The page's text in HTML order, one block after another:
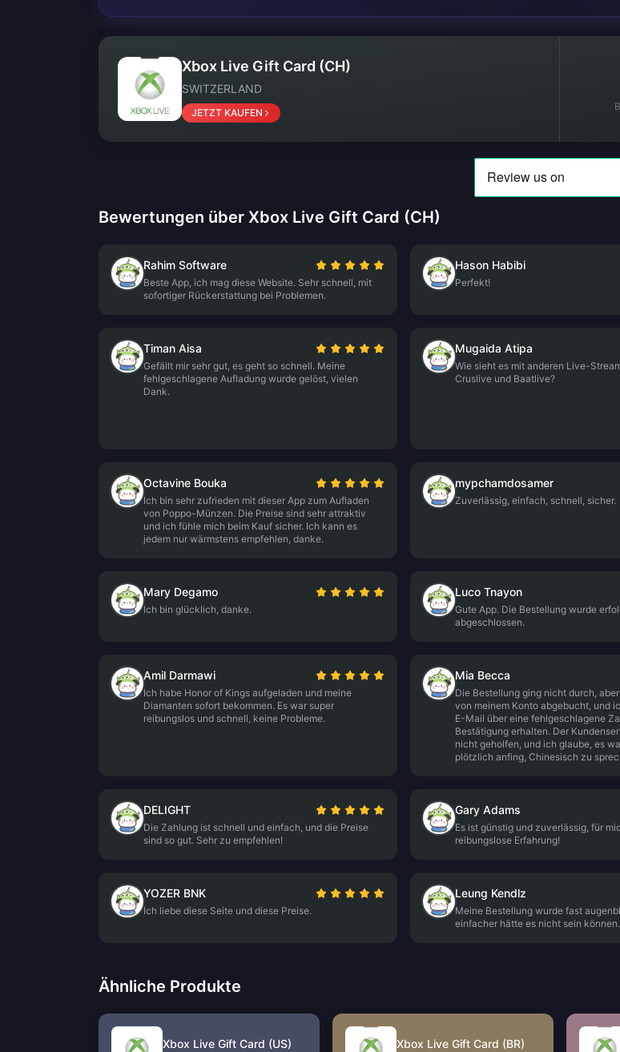
Xbox Live Gift Card (CH)
SWITZERLAND
JETZT KAUFEN
Bewertungen über Xbox Live Gift Card (CH)
Rahim Software
Beste App, ich mag diese Website. Sehr schnell, mit
sofortiger Rückerstattung bei Problemen.
Hason Habibi
Perfekt!
Timan Aisa
Gefällt mir sehr gut, es geht so schnell. Meine
fehlgeschlagene Aufladung wurde gelöst, vielen
Dank.
Mugaida Atipa
Wie sieht es mit anderen Live-
Cruslive und Baatlive?
Octavine Bouka
Ich bin sehr zufrieden mit dieser App zum Aufladen
von Poppo-Münzen. Die Preise sind sehr attraktiv
und ich fühle mich beim Kauf sicher. Ich kann es
jedem nur wärmstens empfehlen, danke.
mypchamdosamer
Zuverlässig, einfach, schnell, sicher.
Mary Degamo
Ich bin glücklich, danke.
Luco Tnayon
Gute App. Die Bestellung wurde
abgeschlossen.
Amil Darmawi
Ich habe Honor of Kings aufgeladen und meine
Diamanten sofort bekommen. Es war super
reibungslos und schnell, keine Probleme.
Mia Becca
Die Bestellung ging nicht durch,
von meinem Konto abgebucht, und
E-Mail über eine fehlgeschlagene
Bestätigung erhalten. Der
nicht geholfen, und ich glaube, es
plötzlich anfing, Chinesisch zu
DELIGHT
Die Zahlung ist schnell und einfach, und die Preise
sind so gut. Sehr zu empfehlen!
Gary Adams
Es ist günstig und zuverlässig, für
reibungslose Erfahrung!
YOZER BNK
Ich liebe diese Seite und diese Preise.
Leung Kendlz
Meine Bestellung wurde fast
einfacher hätte es nicht sein können.
Ähnliche Produkte
Xbox Live Gift Card (US) Xbox Live Gift Card (BR)